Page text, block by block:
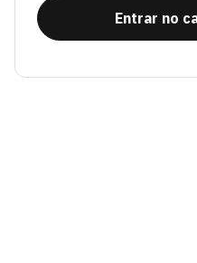
Entrar no